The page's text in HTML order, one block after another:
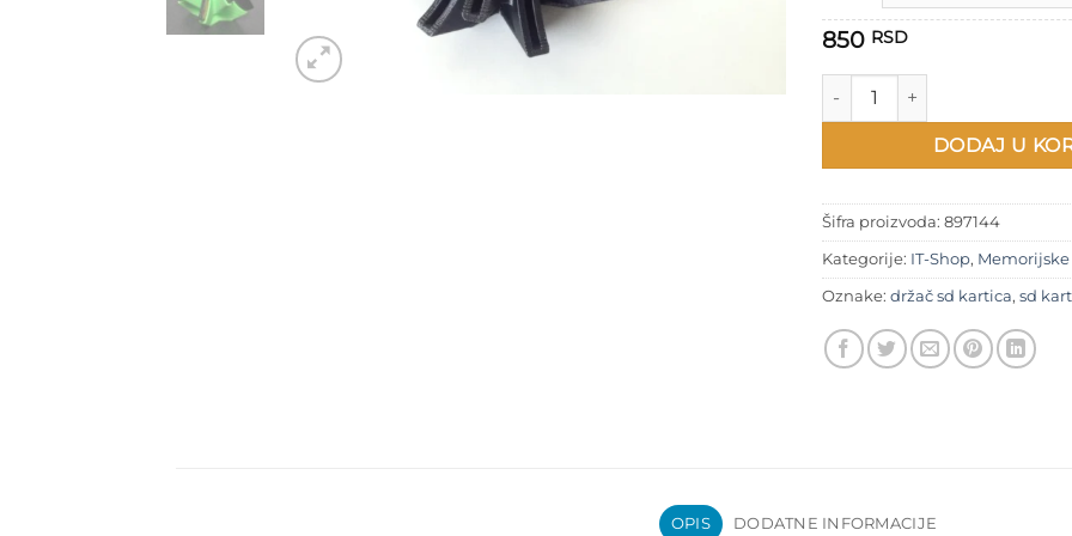
850 RSD
Držač SD kartica količina
DODAJ U
Šifra proizvoda: 897144
Kategorije: IT-Shop, Memorijske
Oznake: držač sd kartica, sd
OPIS DODATNE INFORMACIJE